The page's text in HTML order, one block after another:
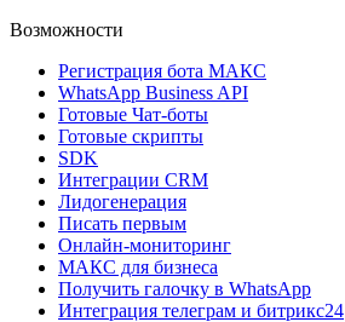
Возможности
Регистрация бота MAКС
WhatsApp Business API
Готовые Чат-боты
Готовые скрипты
SDK
Интеграции CRM
Лидогенерация
Писать первым
Онлайн-мониторинг
MAКС для бизнеса
Получить галочку в WhatsApp
Интеграция телеграм и битрикс24